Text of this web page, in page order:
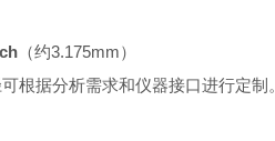
（约3.175mm）
根据分析需求和仪器接口进行定制。